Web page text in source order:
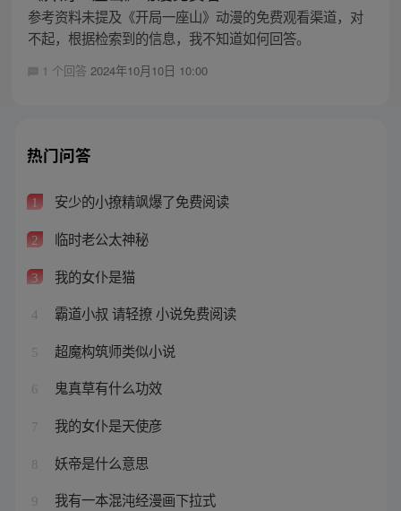
参考资料未提及《开局一座山》动漫的免费观看渠道，对
不起，根据检索到的信息，我不知道如何回答。
1 个回答 2024年10月10日 10:00
热门问答
1 安少的小撩精飒爆了免费阅读
2 临时老公太神秘
3 我的女仆是猫
4 霸道小叔 请轻撩 小说免费阅读
5 超魔构筑师类似小说
6 鬼真草有什么功效
7 我的女仆是天使彦
8 妖帝是什么意思
9 我有一本混沌经漫画下拉式